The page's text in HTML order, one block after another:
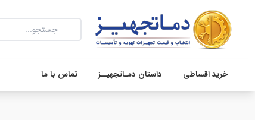
خرید اقساطی داستان دمـاتجهیــز تماس با ما